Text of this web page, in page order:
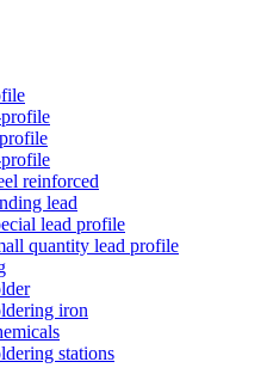
reinforced
lead
lead profile
quantity lead profile
iron
stations